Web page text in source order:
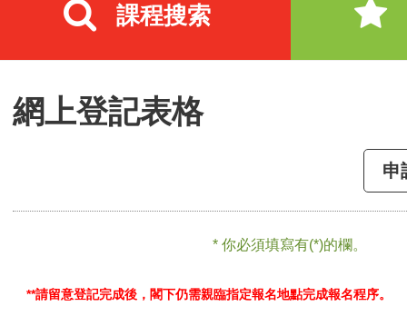
課程搜索
網上登記表格
申
* 你必須填寫有(*)的欄。
**請留意登記完成後，閣下仍需親臨指定報名地點完成報名程序。